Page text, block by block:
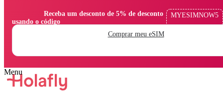
usando o código
MYESIMNOW5
Comprar meu eSIM